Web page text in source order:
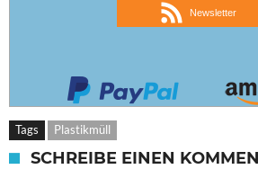
Newsletter
Tags Plastikmüll
SCHREIBE EINEN